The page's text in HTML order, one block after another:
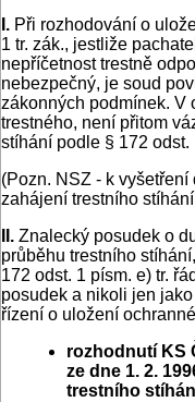
I. Při rozhodování o
1 tr. zák., jestliže
nepříčetnost trestně
nebezpečný, je soud
zákonných podmínek. V
trestného, není přitom
stíhání podle § 172 odst.
(Pozn. NSZ - k
zahájení trestního
II. Znalecký posudek o
průběhu trestního
172 odst. 1 písm. e) tr.
posudek a nikoli jen
řízení o uložení
rozhodnutí KS
ze dne 1. 2.
trestního